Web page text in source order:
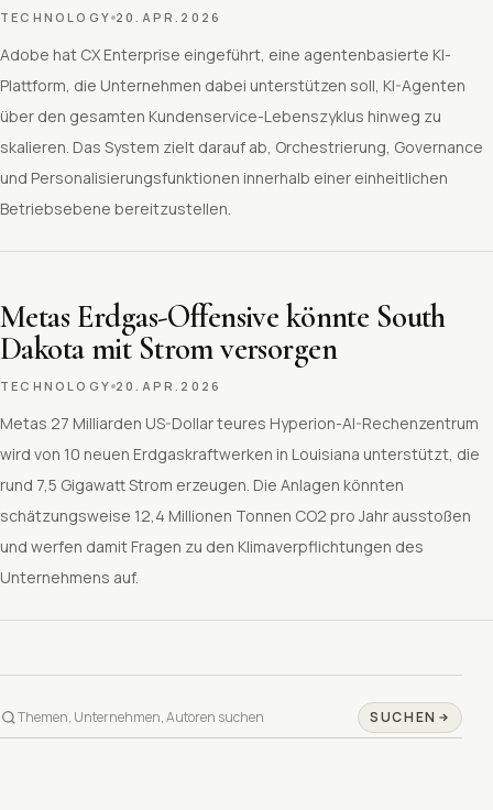
TECHNOLOGY 20.APR.2026
Adobe hat CX Enterprise eingeführt, eine agentenbasierte KI-
Plattform, die Unternehmen dabei unterstützen soll, KI-Agenten
über den gesamten Kundenservice-Lebenszyklus hinweg zu
skalieren. Das System zielt darauf ab, Orchestrierung, Governance
und Personalisierungsfunktionen innerhalb einer einheitlichen
Betriebsebene bereitzustellen.
Metas Erdgas-Offensive könnte South
Dakota mit Strom versorgen
TECHNOLOGY 20.APR.2026
Metas 27 Milliarden US-Dollar teures Hyperion-AI-Rechenzentrum
wird von 10 neuen Erdgaskraftwerken in Louisiana unterstützt, die
rund 7,5 Gigawatt Strom erzeugen. Die Anlagen könnten
schätzungsweise 12,4 Millionen Tonnen CO2 pro Jahr ausstoßen
und werfen damit Fragen zu den Klimaverpflichtungen des
Unternehmens auf.
SUCHEN